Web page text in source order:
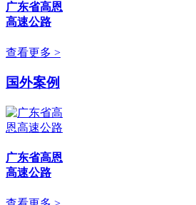
广东省高恩
高速公路
查看更多 >
国外案例
广东省高恩
高速公路